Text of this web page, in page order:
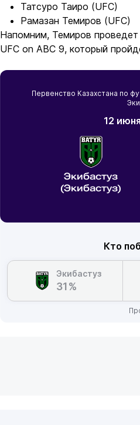
Татсуро Таиро (UFC)
Рамазан Темиров (UFC)
Напомним, Темиров
UFC on ABC 9, который
Первенство Казахстана по
12
Экибастуз
(Экибастуз)
Кто
Экибастуз
31%